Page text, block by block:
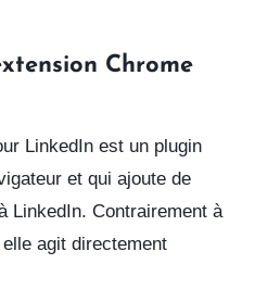
Chrome
LinkedIn est un plugin
et quiajoute de
LinkedIn. Contrairement à
elle agitdirectement